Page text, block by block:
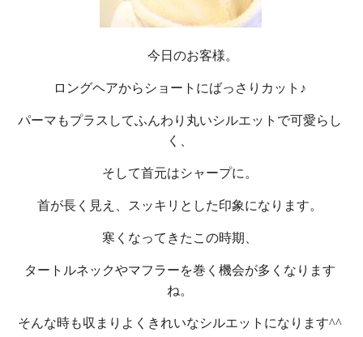
今日のお客様。
ロングヘアからショートにばっさりカット♪
パーマもプラスしてふんわり丸いシルエットで可愛らし
く、
そして首元はシャープに。
首が長く見え、スッキリとした印象になります。
寒くなってきたこの時期、
タートルネックやマフラーを巻く機会が多くなります
ね。
そんな時も収まりよくきれいなシルエットになります^^